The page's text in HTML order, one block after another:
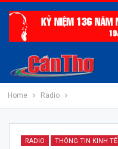
Home Radio
RADIO